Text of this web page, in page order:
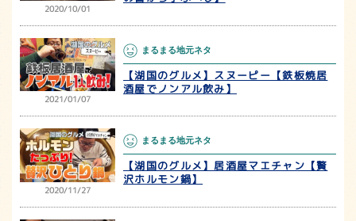
2020/10/01
2021/01/07
まるまる地元ネタ
【湖国のグルメ】スヌーピー【鉄板焼居
酒屋でノンアル飲み】
2020/11/27
まるまる地元ネタ
【湖国のグルメ】居酒屋マエチャン【贅
沢ホルモン鍋】